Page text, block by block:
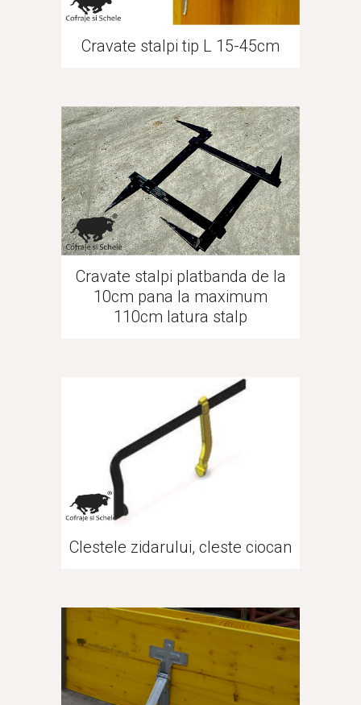
Cravate stalpi tip L 15-45cm
Cravate stalpi platbanda de la
10cm pana la maximum
110cm latura stalp
Clestele zidarului, cleste ciocan